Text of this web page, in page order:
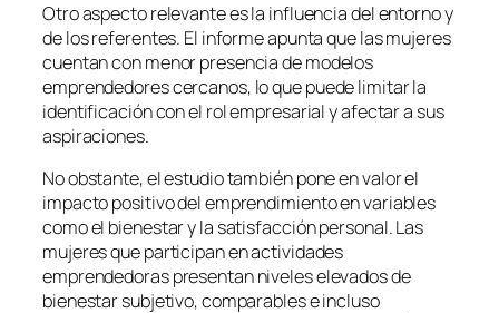
Otro aspecto relevante es la influencia del entorno y
de los referentes. El informe apunta que las mujeres
cuentan con menor presencia de modelos
emprendedores cercanos, lo que puede limitar la
identificación con el rol empresarial y afectar a sus
aspiraciones.
No obstante, el estudio también pone en valor el
impacto positivo del emprendimiento en variables
como el bienestar y la satisfacción personal. Las
mujeres que participan en actividades
emprendedoras presentan niveles elevados de
bienestar subjetivo, comparables e incluso